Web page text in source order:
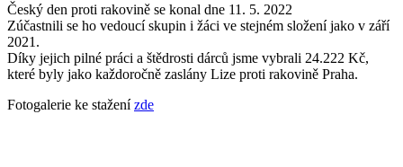
Český den proti rakovině se konal dne 11. 5. 2022
Zúčastnili se ho vedoucí skupin i žáci ve stejném složení jako v září
2021.
Díky jejich pilné práci a štědrosti dárců jsme vybrali 24.222 Kč,
které byly jako každoročně zaslány Lize proti rakovině Praha.
Fotogalerie ke staženízde